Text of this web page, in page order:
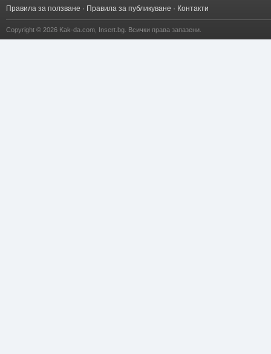
Правила за ползване · Правила за публикуване · Контакти
Copyright © 2026 Kak-da.com Insert.bg . Всички права запазени.